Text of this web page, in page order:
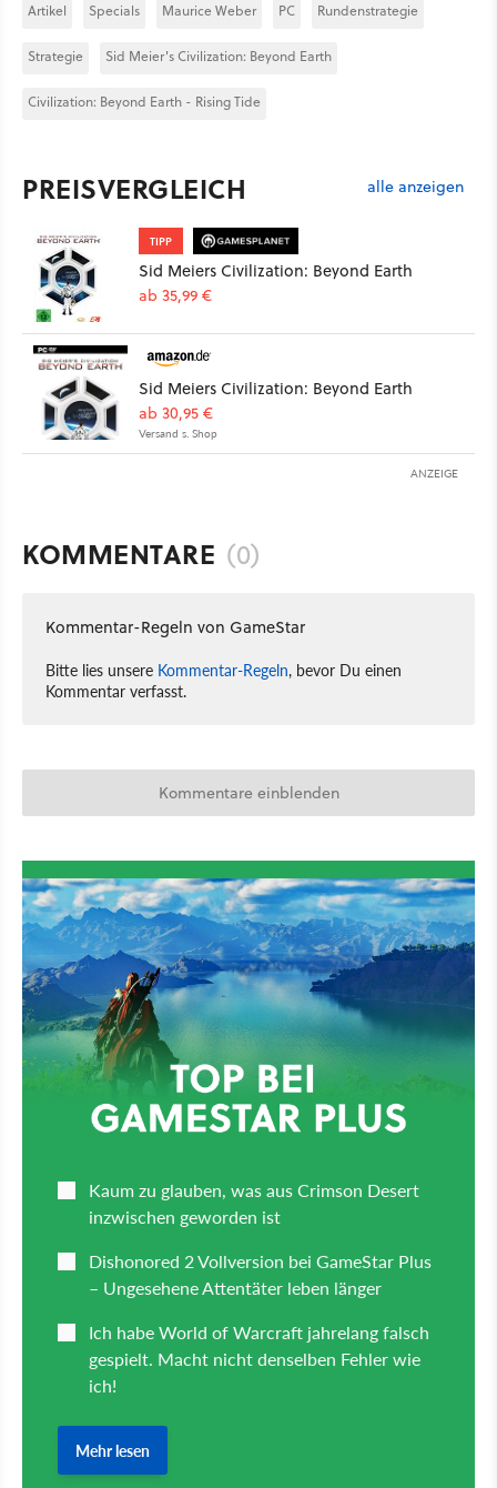
Artikel Specials Maurice Weber PC Rundenstrategie
Strategie Sid Meier's Civilization: Beyond Earth
Civilization: Beyond Earth - Rising Tide
PREISVERGLEICH alle anzeigen
TIPP
Sid Meiers Civilization: Beyond Earth
ab 35,99 €
Sid Meiers Civilization: Beyond Earth
ab 30,95 €
Versand s. Shop
ANZEIGE
KOMMENTARE (0)
Kommentar-Regeln von GameStar
Bitte lies unsere Kommentar-Regeln, bevor Du einen
Kommentar verfasst.
Kommentare einblenden